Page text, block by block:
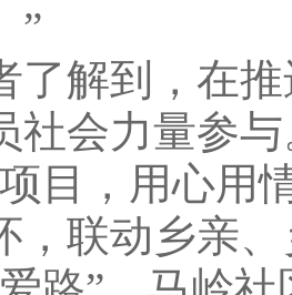
”
到，在推
社会力量参
目，用心用
，联动乡亲